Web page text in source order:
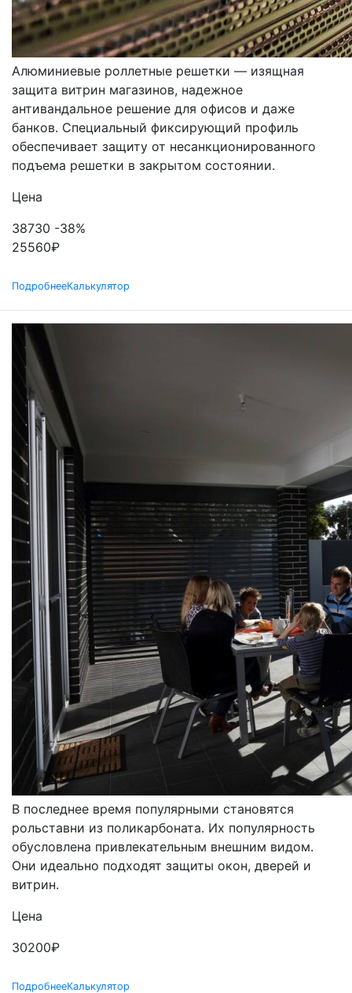
РЕШЕТЧАТЫЕ
Алюминиевые роллетные решетки — изящная
защита витрин магазинов, надежное
антивандальное решение для офисов и даже
банков. Специальный фиксирующий профиль
обеспечивает защиту от несанкционированного
подъема решетки в закрытом состоянии.
Цена
38730 -38%
25560₽
ПодробнееКалькулятор
РОЛЬСТАВНИ
ПРОЗРАЧНЫЕ
В последнее время популярными становятся
рольставни из поликарбоната. Их популярность
обусловлена привлекательным внешним видом.
Они идеально подходят защиты окон, дверей и
витрин.
Цена
30200₽
ПодробнееКалькулятор